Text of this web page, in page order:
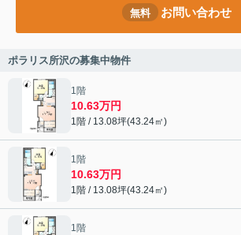
無料 お問い合わせ
ポラリス所沢の募集中物件
1階
10.63万円
1階 / 13.08坪(43.24㎡)
1階
10.63万円
1階 / 13.08坪(43.24㎡)
1階